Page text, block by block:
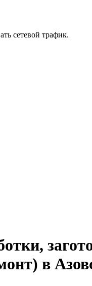
сетевой трафик.
в